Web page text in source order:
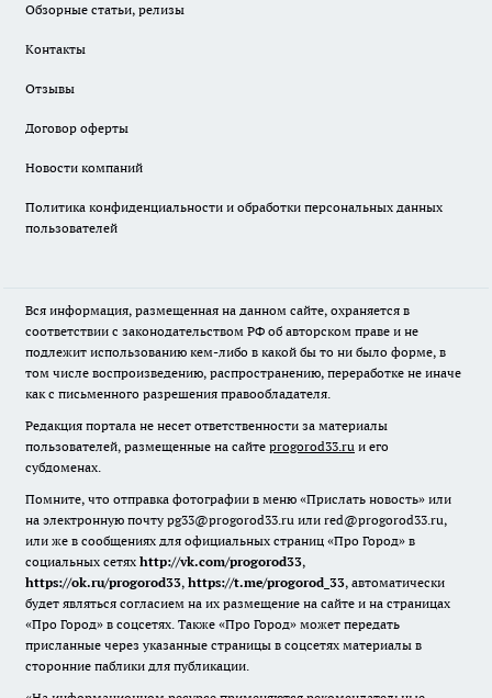
Обзорные статьи, релизы
Контакты
Отзывы
Договор оферты
Новости компаний
Политика конфиденциальности и обработки персональных данных
пользователей
Вся информация, размещенная на данном сайте, охраняется в
соответствии с законодательством РФ об авторском праве и не
подлежит использованию кем-либо в какой бы то ни было форме, в
том числе воспроизведению, распространению, переработке не иначе
как с письменного разрешения правообладателя.
Редакция портала не несет ответственности за материалы
пользователей, размещенные на сайте progorod33.ru и его
субдоменах.
Помните, что отправка фотографии в меню «Прислать новость» или
на электронную почту pg33@progorod33.ru или red@progorod33.ru,
или же в сообщениях для официальных страниц «Про Город» в
социальных сетях http://vk.com/progorod33,
https://ok.ru/progorod33, https://t.me/progorod_33, автоматически
будет являться согласием на их размещение на сайте и на страницах
«Про Город» в соцсетях. Также «Про Город» может передать
присланные через указанные страницы в соцсетях материалы в
сторонние паблики для публикации.